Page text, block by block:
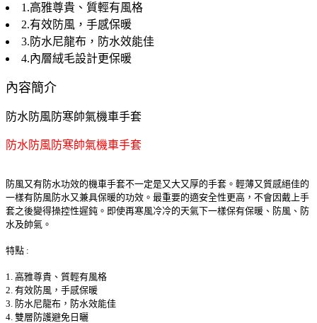
1.高雅尊貴、質輕有風格
2.有效防風，手感保暖
3.防水尼龍布，防水效能佳
4.內層絨毛設計更保暖
內容簡介
防水防風防寒帥氣機車手套
防水防風防寒帥氣機車手套
防風又有防水功效的機車手套不一定是又大又厚的手套。輕薄又質感絕佳的
一樣有防風防水又兼具保暖的功效。最重要的適安全性更高，不會因戴上手
套之後變得操控性遲鈍。即使再寒風冷冷的天氣下一樣保有保暖、防風、防
水及帥氣。
特點 :
1. 高雅尊貴、質輕有風格
2. 有效防風，手感保暖
3. 防水尼龍布，防水效能佳
4. 雙層防護避免日曬